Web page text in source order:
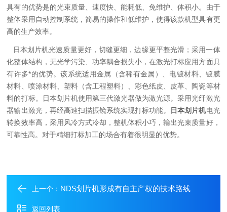
具有的优势是的光束质量、速度快、能耗低、免维护、体积小。由于
整体采用自动控制系统，简易的操作和低维护，使得该款机型具有更
高的生产效率。
日本划片机光速质量更好，切缝更细，边缘更平整光滑；采用一体
化整体结构，无光学污染、功率耦合损失小，在激光打标应用方面具
有许多*的优势。该系统适用金属（含稀有金属）、电镀材料、镀膜
材料、喷涂材料、塑料（含工程塑料）、彩色纸皮、皮革、陶瓷等材
料的打标。日本划片机使用第三代激光器做为激光源。采用光纤激光
器输出激光，再经高速扫描振镜系统实现打标功能。
日本划片机电光
转换效率高，采用风冷方式冷却，整机体积小巧，输出光束质量好，
可靠性高。对于精细打标加工的场合有着很明显的优势。
上一个： NDS划片机形成有自主产权的技术路线
返回列表